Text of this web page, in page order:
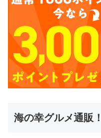
海の幸グルメ通